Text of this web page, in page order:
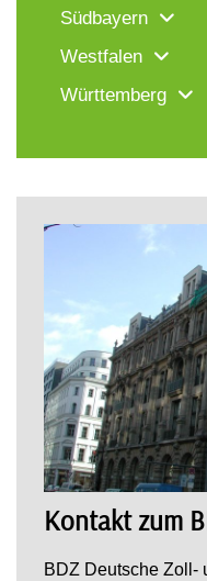
Südbayern
Westfalen
Württemberg
Kontakt zum
BDZ Deutsche Zoll-